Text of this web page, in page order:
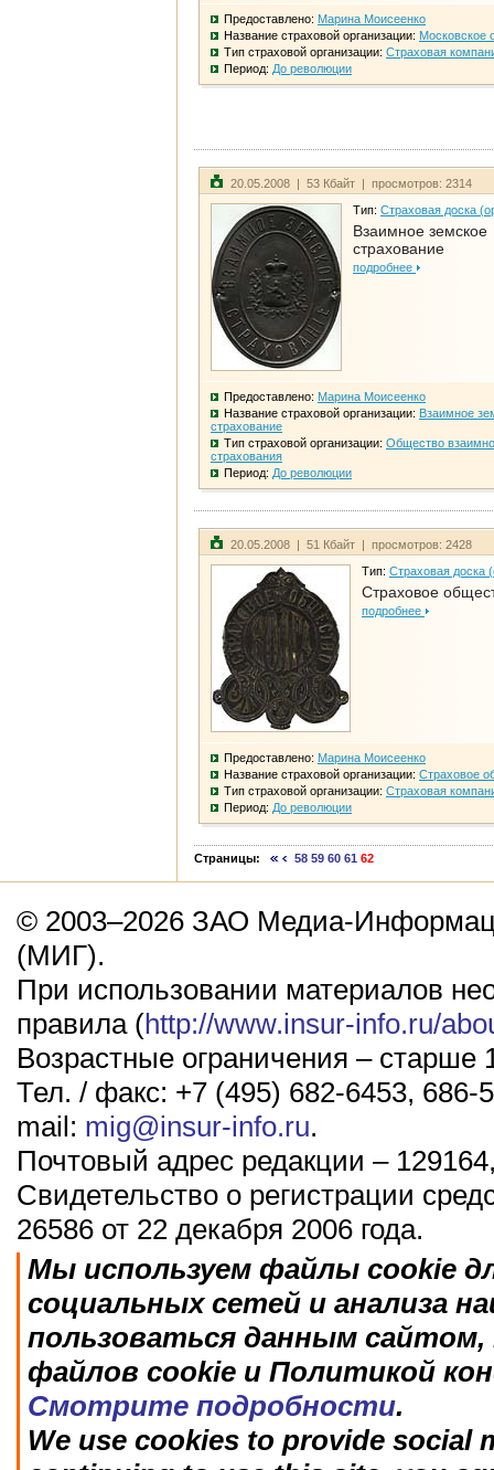
Предоставлено: Марина Моисеенко
Название страховой организации: Московское
Тип страховой организации: Страховая
Период: До революции
20.05.2008 | 53 Кбайт | просмотров: 2314
Тип: Страховая доска
Взаимное земское
страхование
подробнее
Предоставлено: Марина Моисеенко
Название страховой организации: Взаимное
страхование
Тип страховой организации: Общество
страхования
Период: До революции
20.05.2008 | 51 Кбайт | просмотров: 2428
Тип: Страховая доска
Страховое
подробнее
Предоставлено: Марина Моисеенко
Название страховой организации: Страховое
Тип страховой организации: Страховая
Период: До революции
Страницы: 58 59 60 61 62
© 2003–2026 ЗАО Медиа-
(МИГ).
При использовании материалов
правила (http://www.insur-info.ru/
Возрастные ограничения – старше
Тел. / факс: +7 (495) 682-6453, 686-
mail: mig@insur-info.ru.
Почтовый адрес редакции –
Свидетельство о регистрации
26586 от 22 декабря 2006 года.
Мы используем файлы cookie
социальных сетей и анализа
пользоваться данным
файлов cookie и Политикой
Смотрите подробности.
We use cookies to provide social